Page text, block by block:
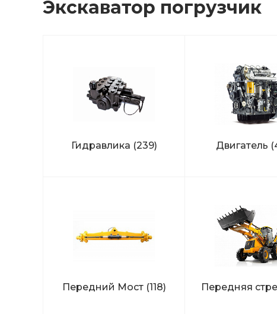
Экскаватор погрузчик
Гидравлика (239) Двигатель
Передний Мост (118) Передняя